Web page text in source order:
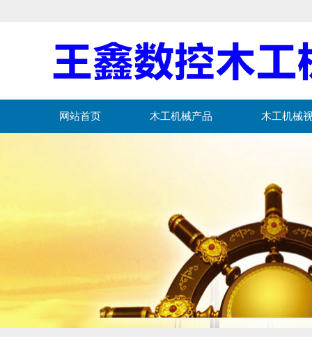
网站首页 木工机械产品 木工机械